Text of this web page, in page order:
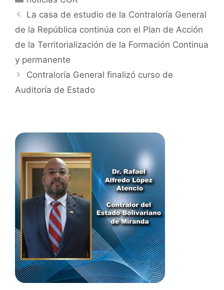
La casa de estudio de la Contraloría General
de la República continúa con el Plan de Acción
de la Territorialización de la Formación Continua
y permanente
Contraloría General finalizó curso de
Auditoría de Estado